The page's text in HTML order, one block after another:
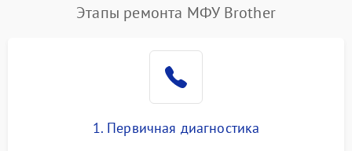
Этапы ремонта МФУ Brother
1. Первичная диагностика